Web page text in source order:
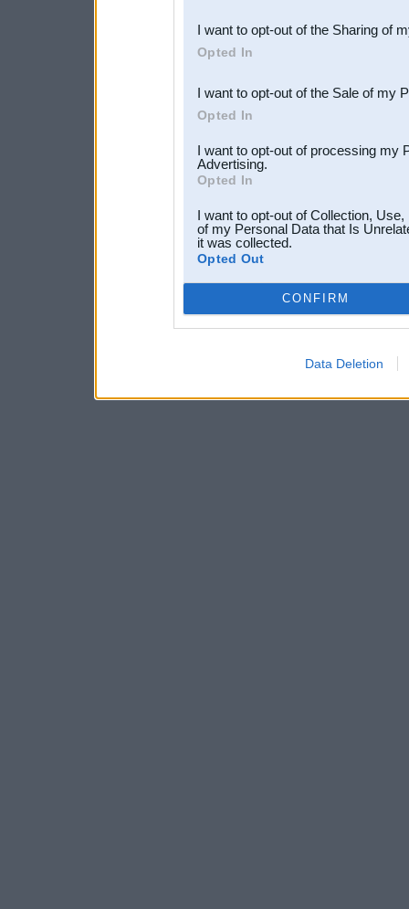
Downstream Participants
third parties.
I want to opt-out of the Sharing of
Opted In
I want to opt-out of the Sale of my
Opted In
I want to opt-out of processing my
Advertising.
Opted In
I want to opt-out of Collection,
of my Personal Data that Is
it was collected.
Opted Out
CONFIRM
Data Deletion